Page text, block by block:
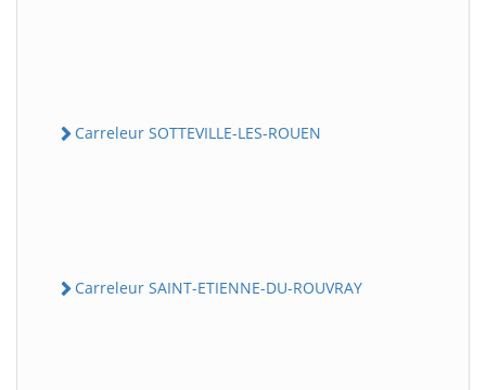
Carreleur SOTTEVILLE-LES-ROUEN
Carreleur SAINT-ETIENNE-DU-ROUVRAY